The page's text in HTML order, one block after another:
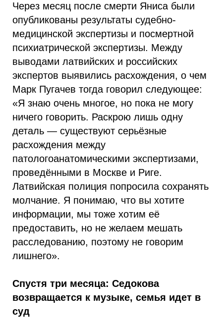
Через месяц после смерти Яниса были
опубликованы результаты судебно-
медицинской экспертизы и посмертной
психиатрической экспертизы. Между
выводами латвийских и российских
экспертов выявились расхождения, о чем
Марк Пугачев тогда говорил следующее:
«Я знаю очень многое, но пока не могу
ничего говорить. Раскрою лишь одну
деталь — существуют серьёзные
расхождения между
патологоанатомическими экспертизами,
проведёнными в Москве и Риге.
Латвийская полиция попросила сохранять
молчание. Я понимаю, что вы хотите
информации, мы тоже хотим её
предоставить, но не желаем мешать
расследованию, поэтому не говорим
лишнего».
Спустя три месяца: Седокова
возвращается к музыке, семья идет в
суд